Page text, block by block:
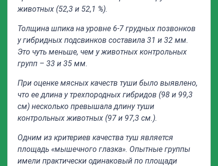
животных (52,3 и 52,1 %).
Толщина шпика на уровне 6-7 грудных позвонков
у гибридных подсвинков составила 31 и 32 мм.
Это чуть меньше, чем у животных контрольных
групп – 33 и 35 мм.
При оценке мясных качеств туши было выявлено,
что ее длина у трехпородных гибридов (98 и 99,3
см) несколько превышала длину туши
контрольных животных (97 и 97,3 см.).
Одним из критериев качества туш является
площадь «мышечного глазка». Опытные группы
имели практически одинаковый по площади